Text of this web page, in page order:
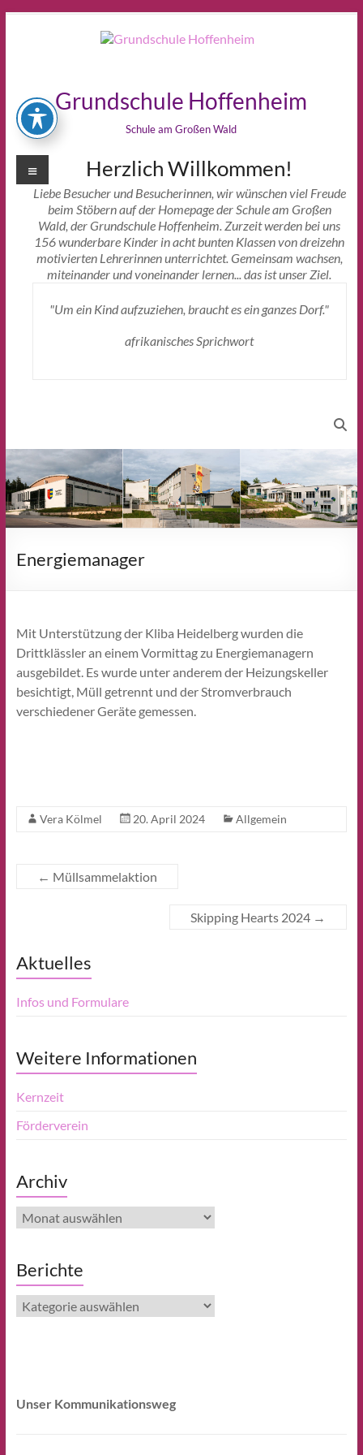
Grundschule Hoffenheim
Schule am Großen Wald
Herzlich Willkommen!
Liebe Besucher und Besucherinnen, wir wünschen viel Freude
beim Stöbern auf der Homepage der Schule am Großen
Wald, der Grundschule Hoffenheim. Zurzeit werden bei uns
156 wunderbare Kinder in acht bunten Klassen von dreizehn
motivierten Lehrerinnen unterrichtet. Gemeinsam wachsen,
miteinander und voneinander lernen... das ist unser Ziel.
"Um ein Kind aufzuziehen, braucht es ein ganzes Dorf."
afrikanisches Sprichwort
Menü
Energiemanager
Mit Unterstützung der Kliba Heidelberg wurden die
Drittklässler an einem Vormittag zu Energiemanagern
ausgebildet. Es wurde unter anderem der Heizungskeller
besichtigt, Müll getrennt und der Stromverbrauch
verschiedener Geräte gemessen.
Vera Kölmel 20. April 2024 Allgemein
← Müllsammelaktion
Skipping Hearts 2024 →
Aktuelles
Infos und Formulare
Weitere Informationen
Kernzeit
Förderverein
Archiv
Archiv
Berichte
Berichte
Unser Kommunikationsweg